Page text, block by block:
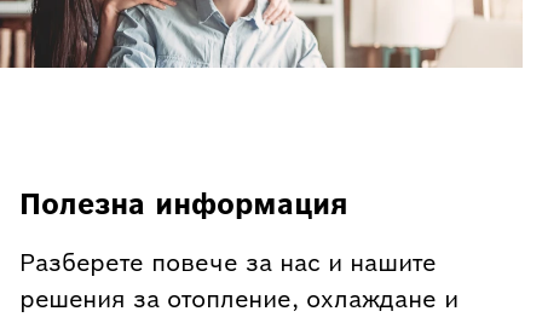
Полезна информация
Разберете повече за нас и нашите
решения за отопление, охлаждане и